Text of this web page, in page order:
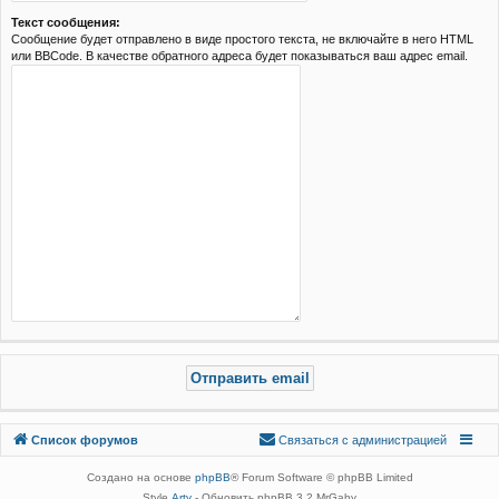
Текст сообщения:
Сообщение будет отправлено в виде простого текста, не включайте в него HTML
или BBCode. В качестве обратного адреса будет показываться ваш адрес email.
Список форумов
Связаться с
Связаться с администрацией
Создано на основе phpBB® Forum Software © phpBB Limited